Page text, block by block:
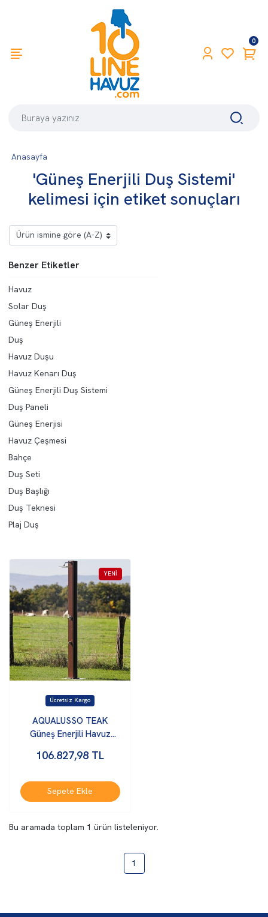
0
'Güneş Enerjili Duş Sistemi'
kelimesi için etiket sonuçları
Anasayfa
Benzer Etiketler
Havuz
Solar Duş
Güneş Enerjili
Duş
Havuz Duşu
Havuz Kenarı Duş
Güneş Enerjili Duş Sistemi
Duş Paneli
Güneş Enerjisi
Havuz Çeşmesi
Bahçe
Duş Seti
Duş Başlığı
Duş Teknesi
Plaj Duş
AQUALUSSO TEAK
Güneş Enerjili Havuz
106.827,98 TL
Sepete Ekle
Bu aramada toplam 1 ürün listeleniyor.
1